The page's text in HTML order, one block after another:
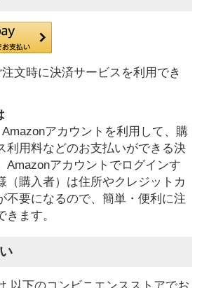
文時に決済サービスを利用でき
アカウントを利用して、購
利用料などのお支払いができる決
Amazonアカウントでログインす
（購入者）は住所やクレジットカ
不要になるので、簡単・便利に注
ます。
以下のコンビニエンスストアでお